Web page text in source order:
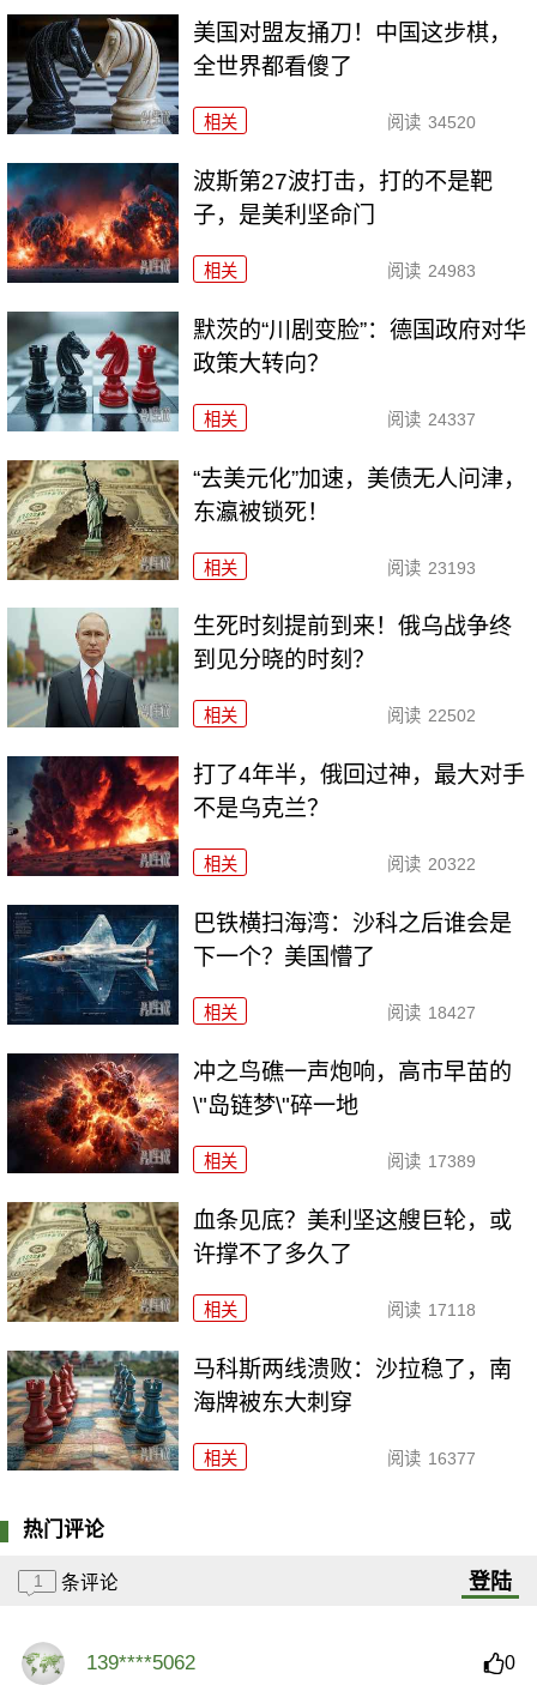
美国对盟友捅刀！中国这步棋，
全世界都看傻了
相关 阅读 34520
波斯第27波打击，打的不是靶
子，是美利坚命门
相关 阅读 24983
默茨的“川剧变脸”：德国政府对华
政策大转向？
相关 阅读 24337
“去美元化”加速，美债无人问津，
东瀛被锁死！
相关 阅读 23193
生死时刻提前到来！俄乌战争终
到见分晓的时刻？
相关 阅读 22502
打了4年半，俄回过神，最大对手
不是乌克兰？
相关 阅读 20322
巴铁横扫海湾：沙科之后谁会是
下一个？美国懵了
相关 阅读 18427
冲之鸟礁一声炮响，高市早苗的
\"岛链梦\"碎一地
相关 阅读 17389
血条见底？美利坚这艘巨轮，或
许撑不了多久了
相关 阅读 17118
马科斯两线溃败：沙拉稳了，南
海牌被东大刺穿
相关 阅读 16377
热门评论
1 条评论 登陆
139****5062 0